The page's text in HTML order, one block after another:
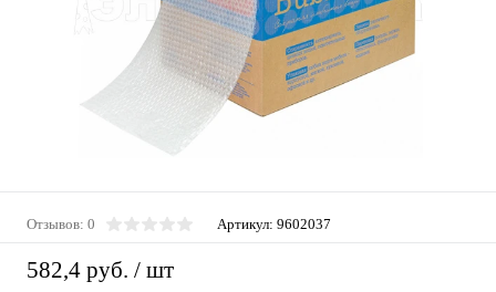
Отзывов: 0 Артикул: 9602037
582,4 руб. / шт